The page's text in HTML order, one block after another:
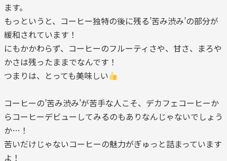
ます。
もっというと、コーヒー独特の後に残る’苦み渋み’の部分が
緩和されています！
にもかかわらず、コーヒーのフルーティさや、甘さ、まろや
かさは残ったままでなんです！
つまりは、とっても美味しい
コーヒーの’苦み渋み’が苦手な人こそ、デカフェコーヒーか
らコーヒーデビューしてみるのもありなんじゃないでしょう
か…！
苦いだけじゃないコーヒーの魅力がぎゅっと詰まっています
よ！